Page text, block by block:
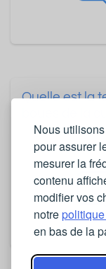
Nous
pour assurer
mesurer la
contenu
modifier vos
notre
en bas de la
0
Quelle est la